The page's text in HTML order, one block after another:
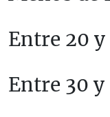
Entre 20
Entre 30